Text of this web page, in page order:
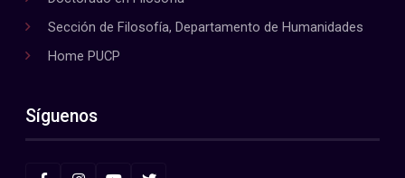
Sección de Filosofía, Departamento de Humanidades
Home PUCP
Síguenos